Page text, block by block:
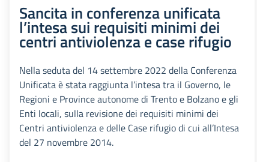
Sancita in conferenza unificata
l’intesa sui requisiti minimi dei
centri antiviolenza e case rifugio
Nella seduta del 14 settembre 2022 della Conferenza
Unificata è stata raggiunta l’intesa tra il Governo, le
Regioni e Province autonome di Trento e Bolzano e gli
Enti locali, sulla revisione dei requisiti minimi dei
Centri antiviolenza e delle Case rifugio di cui all’Intesa
del 27 novembre 2014.